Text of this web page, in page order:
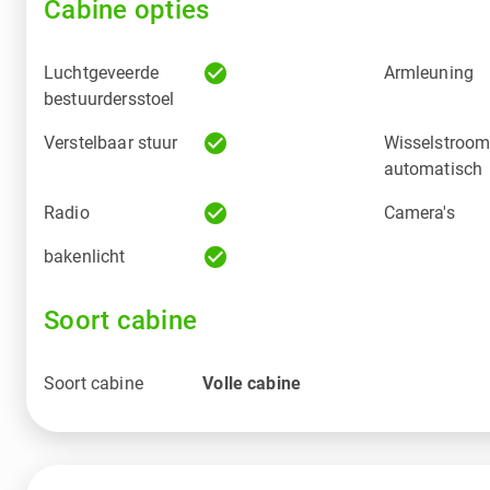
Cabine opties
Luchtgeveerde
bestuurdersstoel
check_circle Armleuning
Verstelbaar stuur check_circle
Wisselstroom
automatisch
Radio check_circle Camera's
bakenlicht check_circle
Soort cabine
Soort cabine Volle cabine